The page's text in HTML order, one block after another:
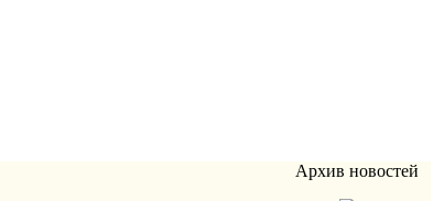
Архив новостей